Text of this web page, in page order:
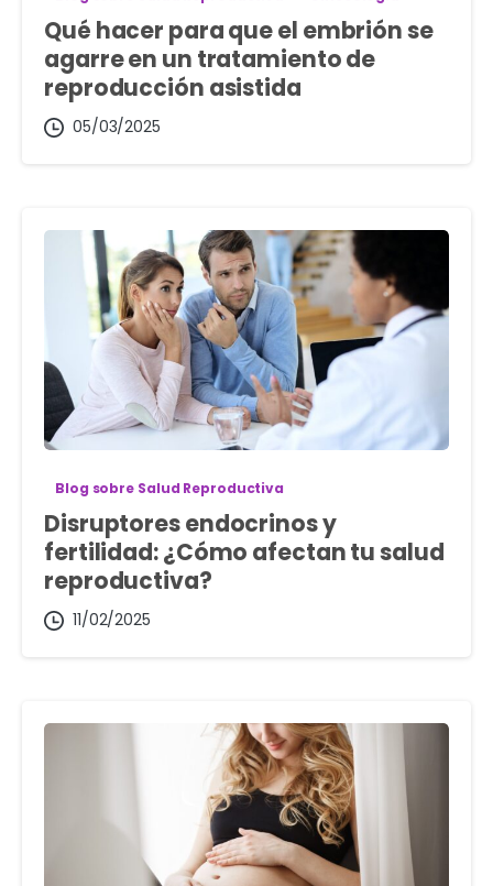
Qué hacer para que el embrión se
agarre en un tratamiento de
reproducción asistida
05/03/2025
Blog sobre Salud Reproductiva
Disruptores endocrinos y
fertilidad: ¿Cómo afectan tu salud
reproductiva?
11/02/2025